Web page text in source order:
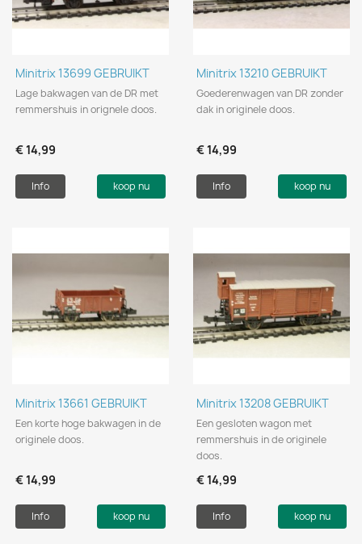
Minitrix 13699 GEBRUIKT
Lage bakwagen van de DR met
remmershuis in orignele doos.
€ 14,99
Info koop nu
Minitrix 13210 GEBRUIKT
Goederenwagen van DR zonder
dak in originele doos.
€ 14,99
Info koop nu
Minitrix 13661 GEBRUIKT
Een korte hoge bakwagen in de
originele doos.
€ 14,99
Info koop nu
Minitrix 13208 GEBRUIKT
Een gesloten wagon met
remmershuis in de originele
doos.
€ 14,99
Info koop nu